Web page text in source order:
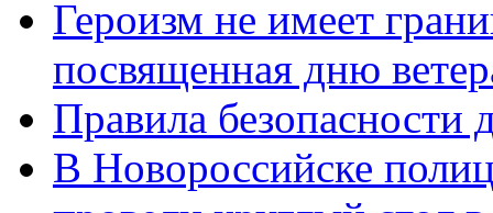
Героизм не имеет
посвященная дню
Правила безопасности
В Новороссийске